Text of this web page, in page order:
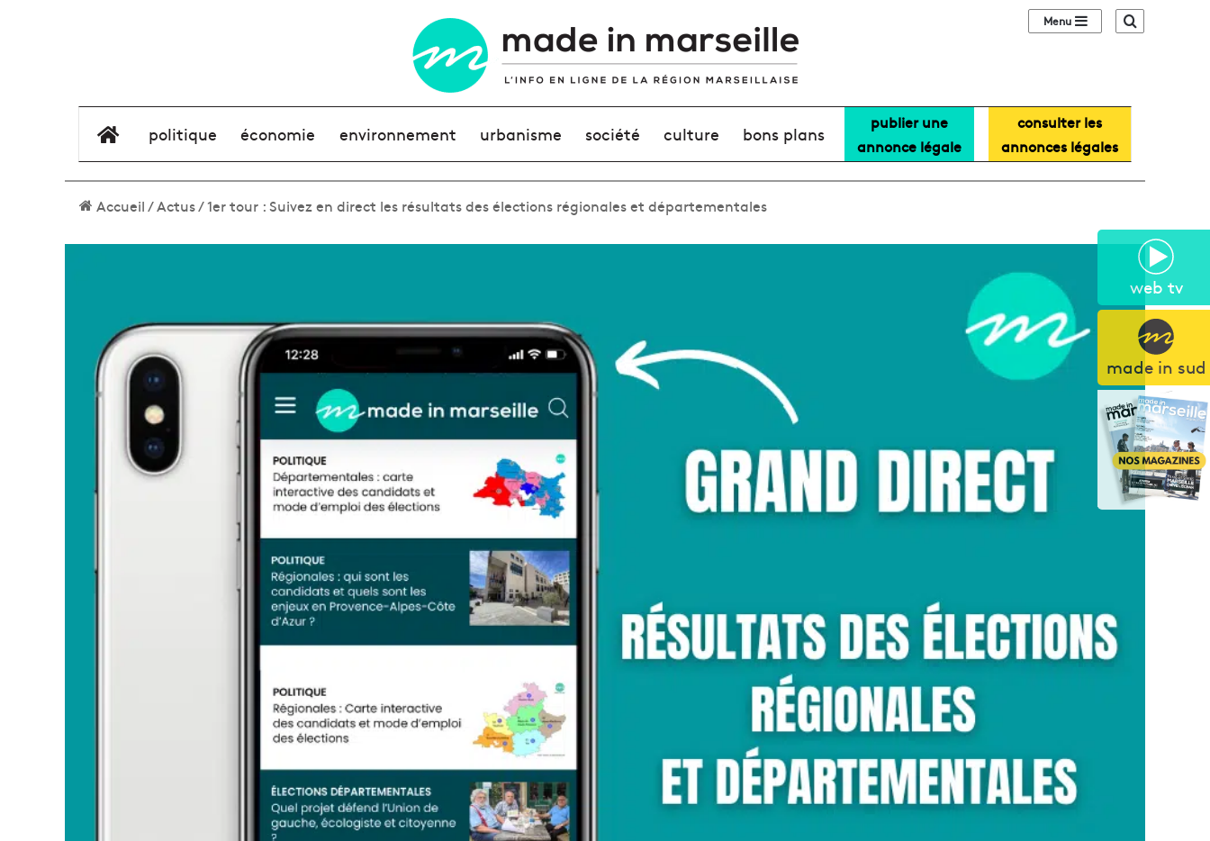
web tv
made in sud
Sidebar (barre
élément de menu
politique économie environnement urbanisme société culture bons plans
publier une
annonce légale
consulter les
annonces légales
Accueil/Actus/1er tour : Suivez en direct les résultats des élections régionales et départementales